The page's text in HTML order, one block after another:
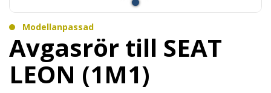
Modellanpassad
Avgasrör till SEAT
LEON (1M1)